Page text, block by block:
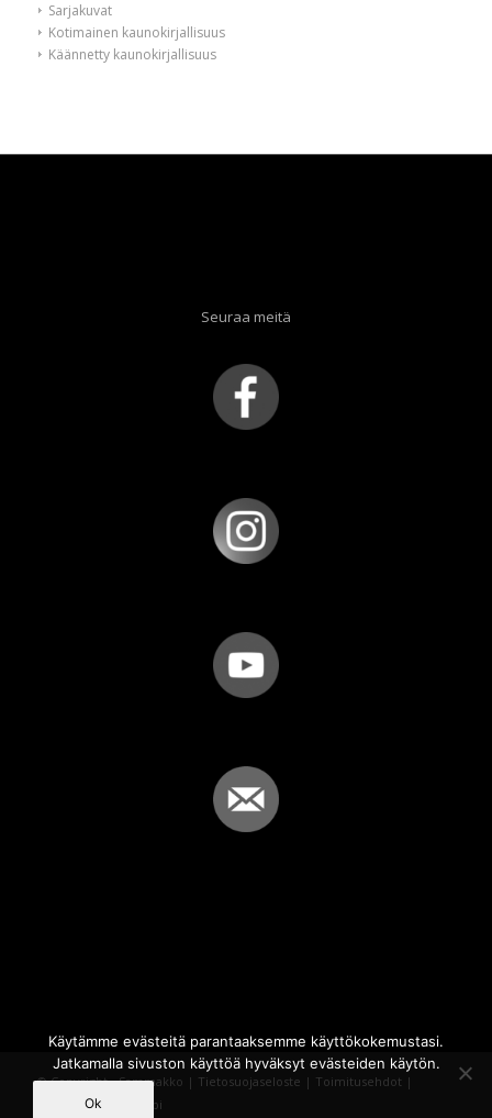
Sarjakuvat
Kotimainen kaunokirjallisuus
Käännetty kaunokirjallisuus
Seuraa meitä
© Copyright - Sammakko | Tietosuojaseloste | Toimitusehdot |
Powered by
iQWebbi
Käytämme evästeitä parantaaksemme käyttökokemustasi.
Jatkamalla sivuston käyttöä hyväksyt evästeiden käytön.
Ok